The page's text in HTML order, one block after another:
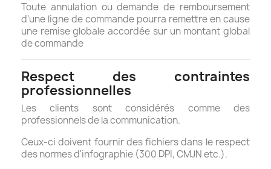
Toute annulation ou demande de remboursement
d'une ligne de commande pourra remettre en cause
une remise globale accordée sur un montant global
de commande
Respect des contraintes
professionnelles
Les clients sont considérés comme des
professionnels de la communication.
Ceux-ci doivent fournir des fichiers dans le respect
des normes d'infographie (300 DPI, CMJN etc.).